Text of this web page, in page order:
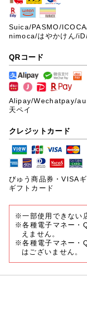
Suica/PASMO/
nimoca/はやかけん/
QRコード
Alipay/Wechatpay/au
天ペイ
クレジットカード
びゅう商品券・VISA
ギフトカード
※一部使用できない
※各種電子マネー・
えません。
※各種電子マネー・
はございません。